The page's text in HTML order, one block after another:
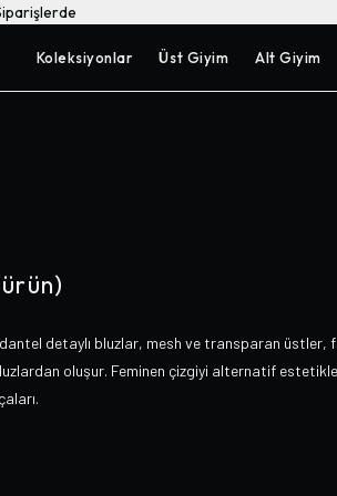
Koleksiyonlar Üst Giyim Alt Giyim
ürün)
detaylı bluzlar, mesh ve transparan
oluşur. Feminen çizgiyi alternatif